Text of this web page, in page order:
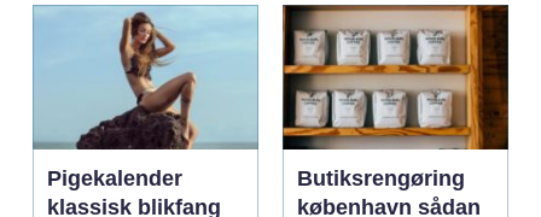
Pigekalender
klassisk blikfang
Butiksrengøring
københavn sådan